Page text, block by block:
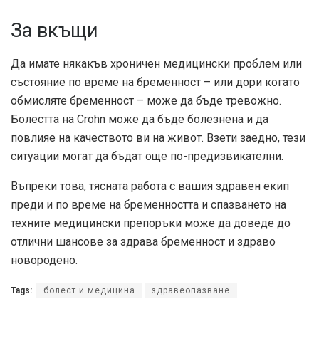
За вкъщи
Да имате някакъв хроничен медицински проблем или
състояние по време на бременност – или дори когато
обмисляте бременност – може да бъде тревожно.
Болестта на Crohn може да бъде болезнена и да
повлияе на качеството ви на живот. Взети заедно, тези
ситуации могат да бъдат още по-предизвикателни.
Въпреки това, тясната работа с вашия здравен екип
преди и по време на бременността и спазването на
техните медицински препоръки може да доведе до
отлични шансове за здрава бременност и здраво
новородено.
Tags: болест и медицина здравеопазване